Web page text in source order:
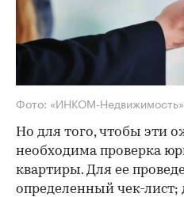
Фото: «ИНКОМ-Недвижимость»
Но для того, чтобы эти
необходима проверка
квартиры. Для ее
определенный чек-лист;